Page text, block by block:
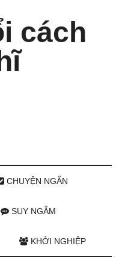
cách
CHUYỆN NGẮN
SUY NGẪM
KHỞI NGHIỆP